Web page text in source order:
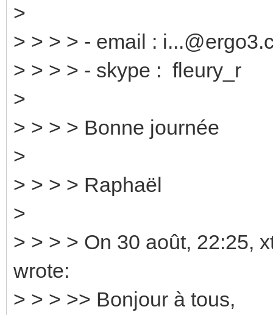
>
> > > > - email :
> > > > - skype : fleury_r
>
> > > > Bonne journée
>
> > > > Raphaël
>
> > > > On 30 août, 22:25,
wrote:
> > > >> Bonjour à tous,